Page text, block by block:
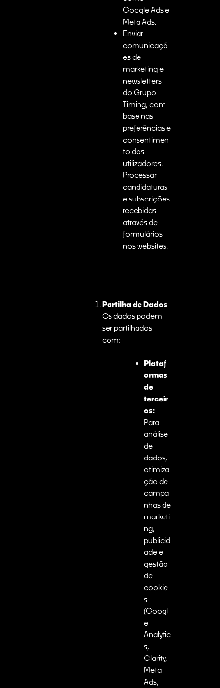
Google Ads e
Meta Ads.
Enviar
comunicaçõ
es de
marketing e
newsletters
do Grupo
Timing, com
base nas
preferências e
consentimen
to dos
utilizadores.
Processar
candidaturas
e subscrições
recebidas
através de
formulários
nos websites.
Partilha de Dados
Os dados podem
ser partilhados
com:
Plataf
ormas
de
terceir
os:
Para
análise
de
dados,
otimiza
ção de
campa
nhas de
marketi
ng,
publicid
ade e
gestão
de
cookie
s
(Googl
e
Analytic
s,
Clarity,
Meta
Ads,